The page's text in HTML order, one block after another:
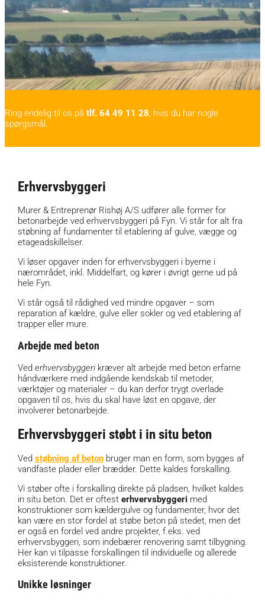
Ring endelig til os på tlf. 64 49 11 28, hvis du har nogle
spørgsmål.
Erhvervsbyggeri
Murer & Entreprenør Rishøj A/S udfører alle former for
betonarbejde ved erhvervsbyggeri på Fyn. Vi står for alt fra
støbning af fundamenter til etablering af gulve, vægge og
etageadskillelser.
Vi løser opgaver inden for erhvervsbyggeri i byerne i
nærområdet, inkl. Middelfart, og kører i øvrigt gerne ud på
hele Fyn.
Vi står også til rådighed ved mindre opgaver – som
reparation af kældre, gulve eller sokler og ved etablering af
trapper eller mure.
Arbejde med beton
Ved erhvervsbyggerikræver alt arbejde med beton erfarne
håndværkere med indgående kendskab til metoder,
værktøjer og materialer – du kan derfor trygt overlade
opgaven til os, hvis du skal have løst en opgave, der
involverer betonarbejde.
Erhvervsbyggeri støbt i in situ beton
Ved støbning af betonbruger man en form, som bygges af
vandfaste plader eller brædder. Dette kaldes forskalling.
Vi støber ofte i forskalling direkte på pladsen, hvilket kaldes
in situ beton. Det er oftest erhvervsbyggeri med
konstruktioner som kældergulve og fundamenter, hvor det
kan være en stor fordel at støbe beton på stedet, men det
er også en fordel ved andre projekter, f.eks. ved
erhvervsbyggeri, som indebærer renovering samt tilbygning.
Her kan vi tilpasse forskallingen til individuelle og allerede
eksisterende konstruktioner.
Unikke løsninger